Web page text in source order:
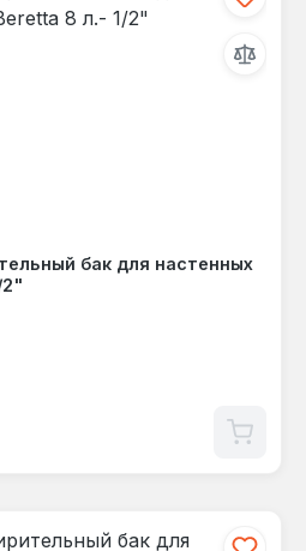
бак для настенных
2"